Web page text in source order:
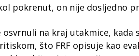
pokrenut, on nije dosljedno
osvrnuli na kraj utakmice,
što FRF opisuje kao